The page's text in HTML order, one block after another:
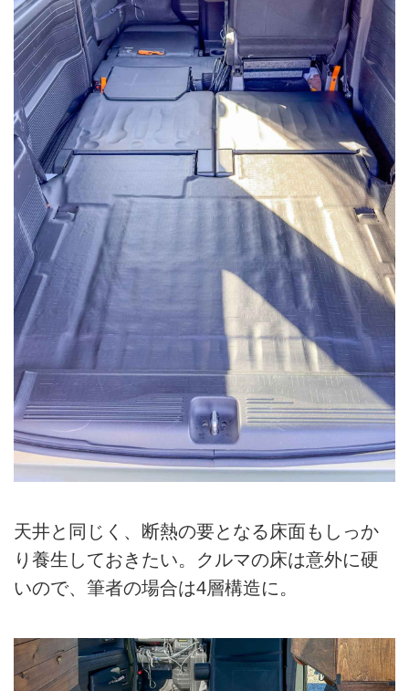
天井と同じく、断熱の要となる床面もしっか
り養生しておきたい。クルマの床は意外に硬
いので、筆者の場合は4層構造に。